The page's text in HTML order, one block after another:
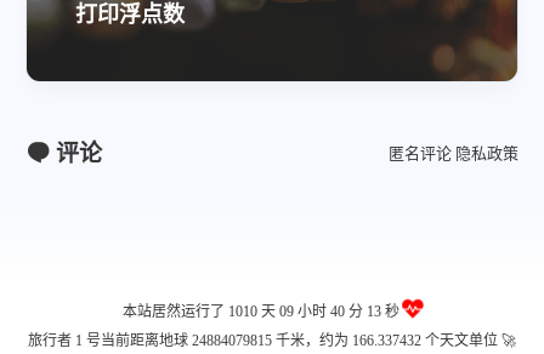
打印浮点数
评论 匿名评论 隐私政策
本站居然运行了 1010 天09 小时 40 分 14 秒
旅行者 1 号当前距离地球 24884079832 千米，约为 166.337432 个天文单位 🚀